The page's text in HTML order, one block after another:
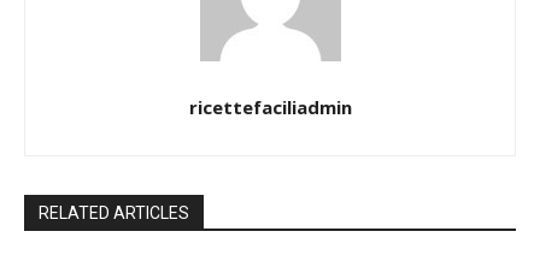
ricettefaciliadmin
RELATED ARTICLES